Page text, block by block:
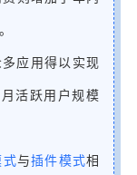
应用得以实现
活跃用户规模
式与插件模式相